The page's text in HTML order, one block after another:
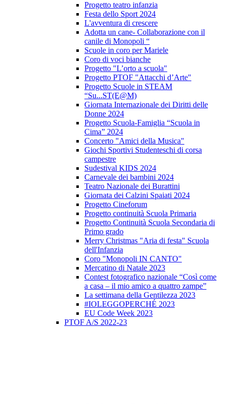
Progetto teatro infanzia
Festa dello Sport 2024
L'avventura di crescere
Adotta un cane- Collaborazione con il
canile di Monopoli “
Scuole in coro per Mariele
Coro di voci bianche
Progetto "L’orto a scuola"
Progetto PTOF "Attacchi d’Arte"
Progetto Scuole in STEAM
“Su...ST(E@M)
Giornata Internazionale dei Diritti delle
Donne 2024
Progetto Scuola-Famiglia “Scuola in
Cima” 2024
Concerto "Amici della Musica"
Giochi Sportivi Studenteschi di corsa
campestre
Sudestival KIDS 2024
Carnevale dei bambini 2024
Teatro Nazionale dei Burattini
Giornata dei Calzini Spaiati 2024
Progetto Cineforum
Progetto continuità Scuola Primaria
Progetto Continuità Scuola Secondaria di
Primo grado
Merry Christmas "Aria di festa" Scuola
dell'Infanzia
Coro "Monopoli IN CANTO"
Mercatino di Natale 2023
Contest fotografico nazionale “Così come
a casa – il mio amico a quattro zampe”
La settimana della Gentilezza 2023
#IOLEGGOPERCHÉ 2023
EU Code Week 2023
PTOF A/S 2022-23